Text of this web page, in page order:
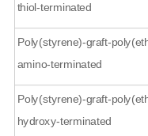
thiol-terminated
Poly(styrene)-graft-
amino-terminated
Poly(styrene)-graft-
hydroxy-terminated